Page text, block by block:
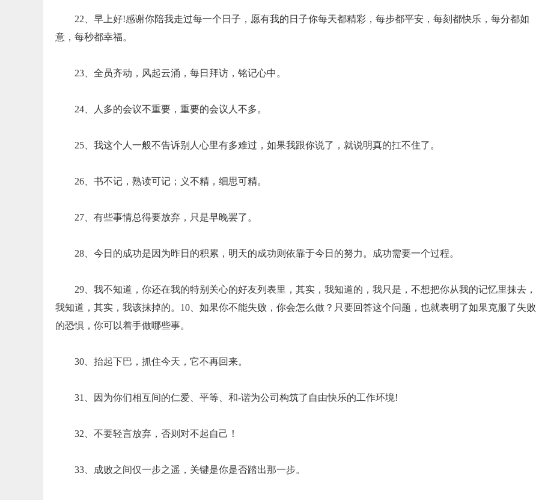
22、早上好!感谢你陪我走过每一个日子，愿有我的日子你每天都精彩，每步都平安，每刻都快乐，每分都如
意，每秒都幸福。
23、全员齐动，风起云涌，每日拜访，铭记心中。
24、人多的会议不重要，重要的会议人不多。
25、我这个人一般不告诉别人心里有多难过，如果我跟你说了，就说明真的扛不住了。
26、书不记，熟读可记；义不精，细思可精。
27、有些事情总得要放弃，只是早晚罢了。
28、今日的成功是因为昨日的积累，明天的成功则依靠于今日的努力。成功需要一个过程。
29、我不知道，你还在我的特别关心的好友列表里，其实，我知道的，我只是，不想把你从我的记忆里抹去，
我知道，其实，我该抹掉的。10、如果你不能失败，你会怎么做？只要回答这个问题，也就表明了如果克服了失败
的恐惧，你可以着手做哪些事。
30、抬起下巴，抓住今天，它不再回来。
31、因为你们相互间的仁爱、平等、和-谐为公司构筑了自由快乐的工作环境!
32、不要轻言放弃，否则对不起自己！
33、成败之间仅一步之遥，关键是你是否踏出那一步。